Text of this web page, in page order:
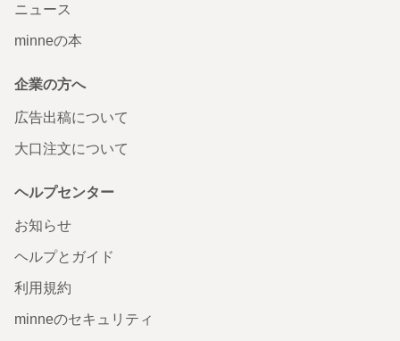
ニュース
minneの本
企業の方へ
広告出稿について
大口注文について
ヘルプセンター
お知らせ
ヘルプとガイド
利用規約
minneのセキュリティ